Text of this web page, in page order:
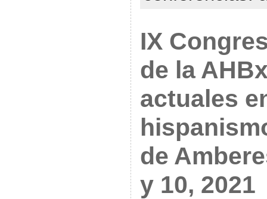
IX
de la
actuales
de
y 10, 2021